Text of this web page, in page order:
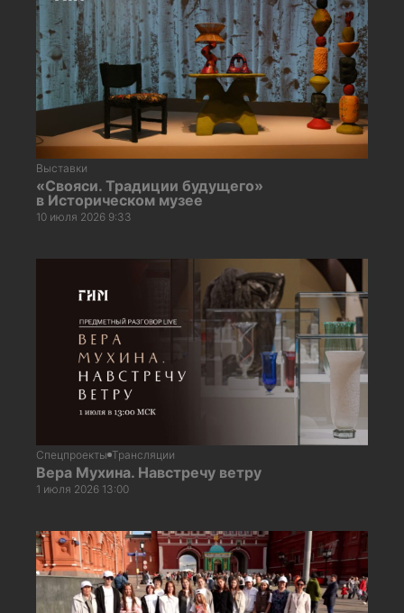
Выставки
«Свояси. Традиции будущего»
в Историческом музее
10 июля 2026 9:33
Спецпроекты Трансляции
Вера Мухина. Навстречу ветру
1 июля 2026 13:00